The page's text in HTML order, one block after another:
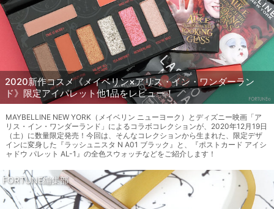
2020新作コスメ《メイベリン×アリス・イン・ワンダーラン
ド》限定アイパレット他1品をレビュー！
MAYBELLINE NEW YORK（メイベリン ニューヨーク）とディズニー映画「ア
リス・イン・ワンダーランド」によるコラボコレクションが、2020年12月19日
（土）に数量限定発売！今回は、そんなコレクションから生まれた、限定デザ
インに変身した『ラッシュニスタ N A01 ブラック』と、『ポストカード アイシ
ャドウ パレット AL-1』の全色スウォッチなどをご紹介します！
FORTUNE編集部